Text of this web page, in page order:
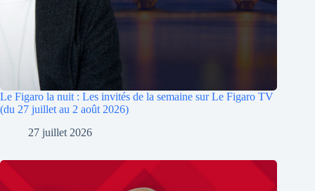
Le Figaro la nuit : Les invités de la semaine sur Le Figaro TV
(du 27 juillet au 2 août 2026)
27 juillet 2026